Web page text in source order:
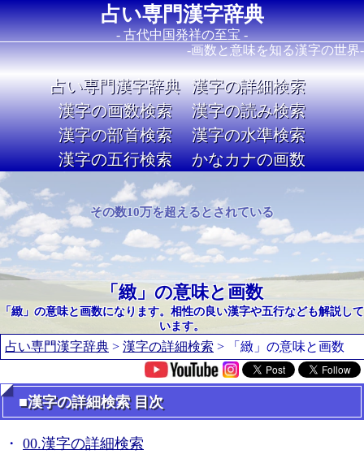
占い専門漢字辞典
- 古代中国発祥の至宝 -
-画数と意味を知る漢字の世界-
占い専門漢字辞典
漢字の詳細検索
漢字の画数検索
漢字の読み検索
漢字の部首検索
漢字の水準検索
漢字の五行検索
かなカナの画数
Image 02
その数10万を超えるとされている
「緻」の意味と画数
「緻」の意味と画数になります。相性の良い漢字や五行なども解説して
います。
占い専門漢字辞典 > 漢字の詳細検索 > 「緻」の意味と画数
■漢字の詳細検索 目次
00.漢字の詳細検索